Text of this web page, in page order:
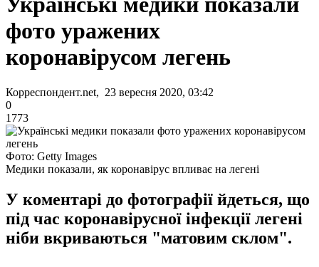
фото уражених
коронавірусом легень
Корреспондент.net, 23 вересня 2020, 03:42
0
1773
Фото: Getty Images
Медики показали, як коронавірус впливає на легені
У коментарі до фотографії йдеться, що
під час коронавірусної інфекції легені
ніби вкриваються "матовим склом".